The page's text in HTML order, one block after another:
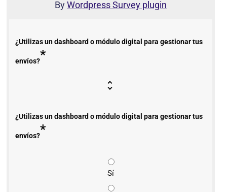
ByWordpress Survey plugin
¿Utilizas un dashboard o módulo digital para gestionar tus
envíos?*
¿Utilizas un dashboard o módulo digital para gestionar tus
envíos?*
Sí